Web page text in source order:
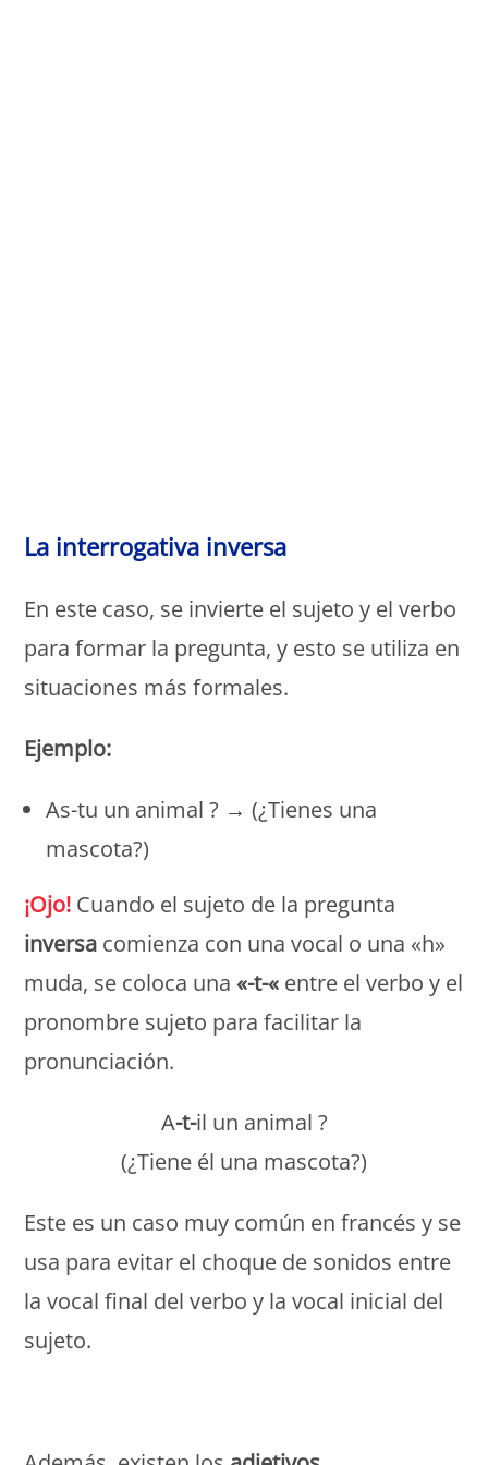
La interrogativa inversa
En este caso, se invierte el sujeto y el verbo
para formar la pregunta, y esto se utiliza en
situaciones más formales.
Ejemplo:
As-tu un animal ? → (¿Tienes una
mascota?)
¡Ojo! Cuando el sujeto de la pregunta
inversa comienza con una vocal o una «h»
muda, se coloca una«-t-« entre el verbo y el
pronombre sujeto para facilitar la
pronunciación.
A-t-il un animal ?
(¿Tiene él una mascota?)
Este es un caso muy común en francés y se
usa para evitar el choque de sonidos entre
la vocal final del verbo y la vocal inicial del
sujeto.